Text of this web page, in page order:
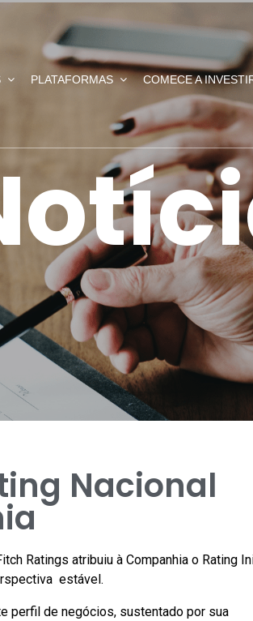
PLATAFORMAS COMECE A
Nacional
Ratings atribuiu à Companhia o Rating
estável.
perfil de negócios, sustentado por sua